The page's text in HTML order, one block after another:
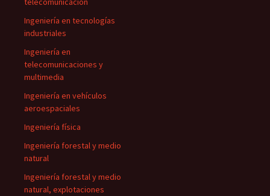
Ingeniería en tecnologías
industriales
Ingeniería en
telecomunicaciones y
multimedia
Ingeniería en vehículos
aeroespaciales
Ingeniería física
Ingeniería forestal y medio
natural
Ingeniería forestal y medio
natural, explotaciones